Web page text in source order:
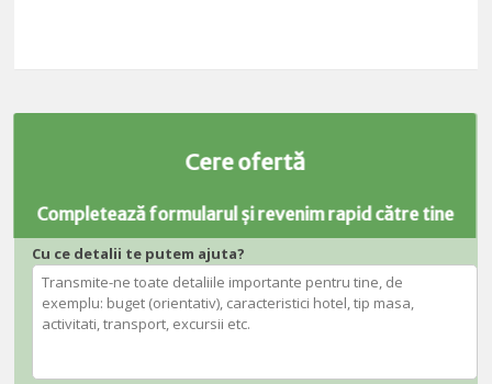
Cere ofertă
Completează formularul și revenim rapid către tine
Cu ce detalii te putem ajuta?